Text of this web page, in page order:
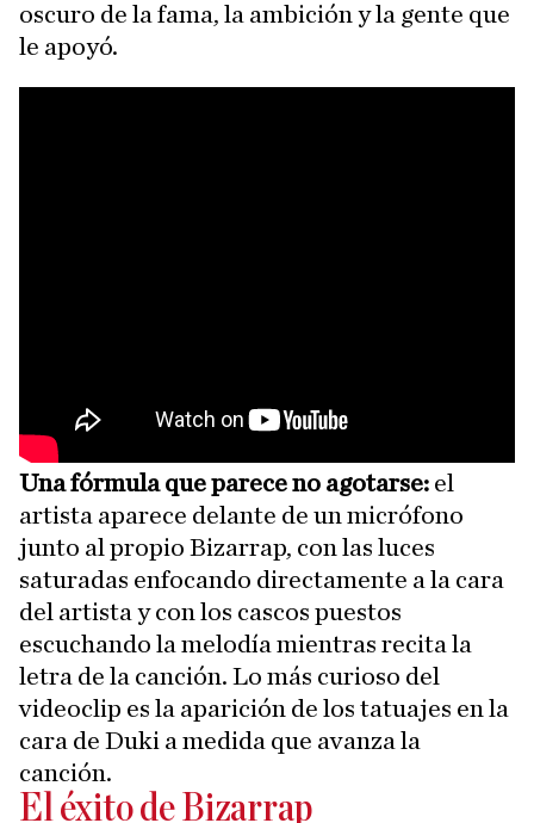
oscuro de la fama, la ambición y la gente que
le apoyó.
Una fórmula que parece no agotarse: el
artista aparece delante de un micrófono
junto al propio Bizarrap, con las luces
saturadas enfocando directamente a la cara
del artista y con los cascos puestos
escuchando la melodía mientras recita la
letra de la canción. Lo más curioso del
videoclip es la aparición de los tatuajes en la
cara de Duki a medida que avanza la
canción.
El éxito de Bizarrap